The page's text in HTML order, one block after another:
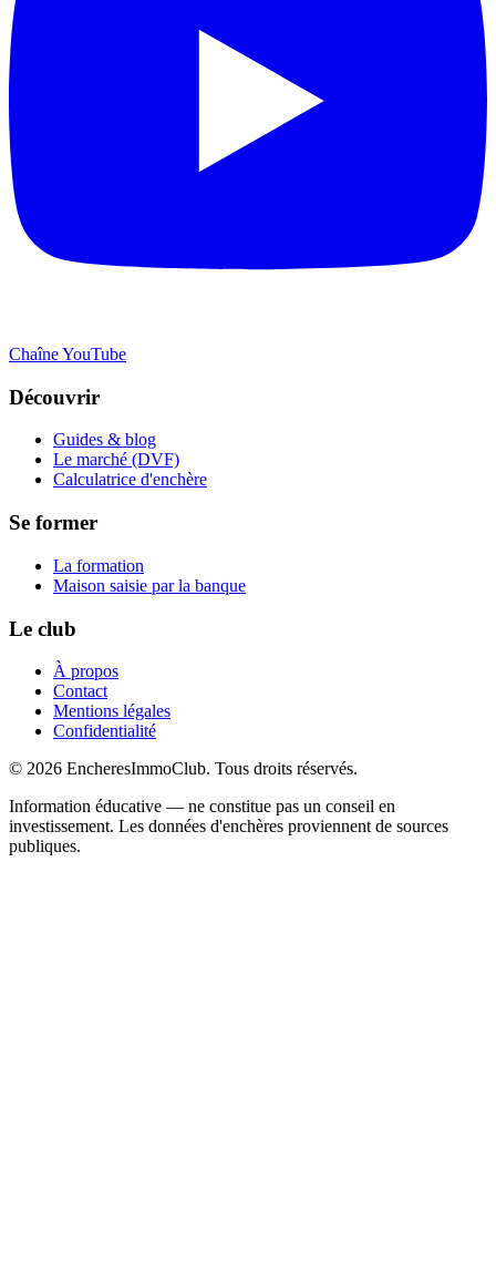
Chaîne YouTube
Découvrir
Guides & blog
Le marché (DVF)
Calculatrice d'enchère
Se former
La formation
Maison saisie par la banque
Le club
À propos
Contact
Mentions légales
Confidentialité
© 2026 EncheresImmoClub. Tous droits réservés.
Information éducative — ne constitue pas un conseil en
investissement. Les données d'enchères proviennent de sources
publiques.